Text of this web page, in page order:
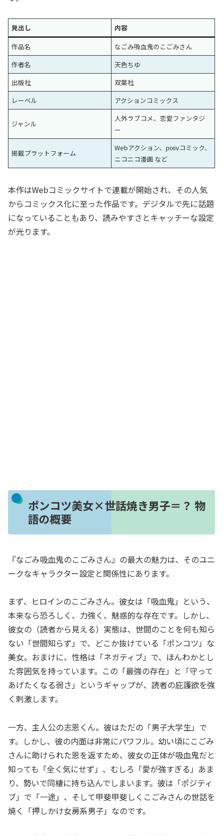
見出し
内容
作品名
なごみ吸血鬼のこごみさん
作者名
天色ちゆ
出版社
双葉社
レーベル
アクションコミックス
ジャンル
人外ラブコメ、恋愛ファンタジ
ー
掲載プラットフォーム
Webアクション、pixivコミック、
ニコニコ漫画 など
本作はWebコミックサイトで連載が開始され、その人気
からコミックス化に至った作品です。デジタルで先に話題
になっていることもあり、読みやすさとキャッチーな設定
が光ります。
ポンコツ美女×世話焼き男子＝？ 物
語の概要
『なごみ吸血鬼のこごみさん』の最大の魅力は、そのユニ
ークなキャラクター設定と関係性にあります。
まず、ヒロインのこごみさん。彼女は「吸血鬼」という、
本来なら恐ろしく、力強く、魅惑的な存在です。しかし、
彼女の（読者から見える）実態は、世間のことを何も知ら
ない「世間知らず」で、どこか抜けている「ポンコツ」な
美女。おまけに、性格は「ネガティブ」で、ほんわかとし
た雰囲気を持っています。この「最強の存在」と「守って
あげたくなる弱さ」というギャップが、読者の庇護欲を強
く刺激します。
一方、主人公の志恩くん。彼はただの「男子大学生」で
す。しかし、彼の内面は非常にパワフル。幼い頃にこごみ
さんに助けられた恩を返すため、彼女の正体が吸血鬼だと
知っても「全く気にせず」、むしろ「愛が強すぎる」あま
り、勢いで同棲に持ち込んでしまいます。彼は「ポジティ
ブ」で「一途」、そして甲斐甲斐しくこごみさんの世話を
焼く「押しかけ女房系男子」なのです。